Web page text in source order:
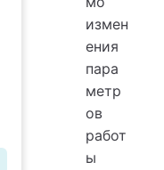
измен
ения
пара
метр
ов
работ
ы